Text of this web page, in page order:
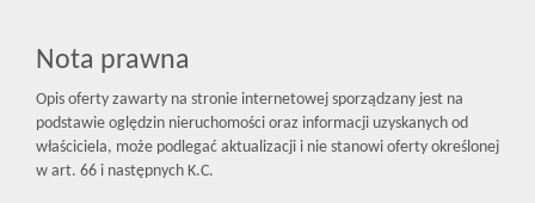
Nota prawna
Opis oferty zawarty na stronie internetowej sporządzany jest na
podstawie oględzin nieruchomości oraz informacji uzyskanych od
właściciela, może podlegać aktualizacji i nie stanowi oferty określonej
w art. 66 i następnych K.C.